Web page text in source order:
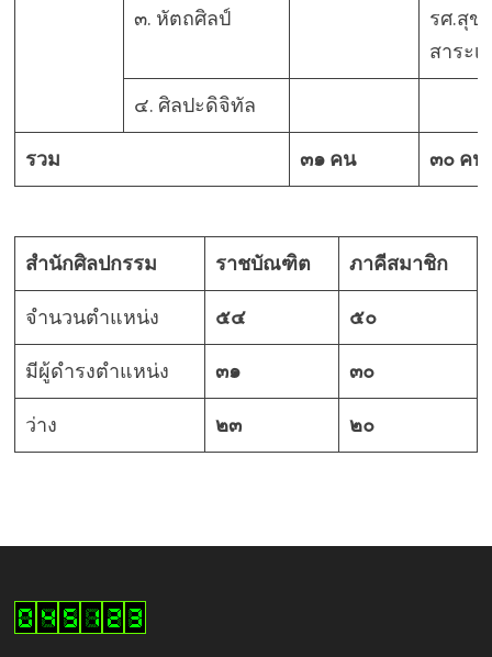
๓. หัตถศิลป์
รศ.สุขุ
สาระ
๔. ศิลปะดิจิทัล
รวม ๓๑ คน ๓๐ คน
สำนักศิลปกรรม ราชบัณฑิต ภาคีสมาชิก
จำนวนตำแหน่ง ๕๔ ๕๐
มีผู้ดำรงตำแหน่ง ๓๑ ๓๐
ว่าง ๒๓ ๒๐